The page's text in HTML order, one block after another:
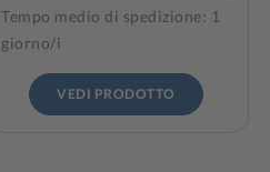
Tempo medio di spedizione: 1
giorno/i
VEDI PRODOTTO